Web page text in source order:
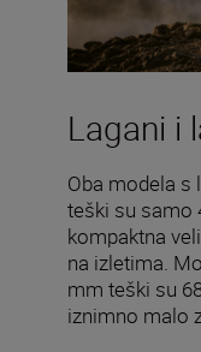
Lagani i
Oba modela s
teški su samo
kompaktna
na izletima.
mm teški su
iznimno malo